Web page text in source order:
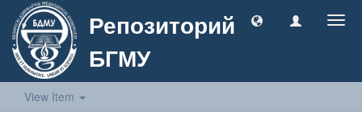
Репозиторий
БГМУ
View Item